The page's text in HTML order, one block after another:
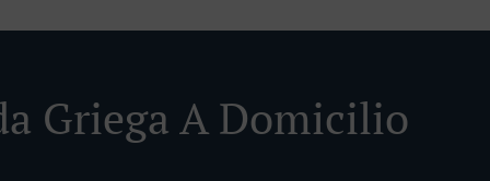
Griega A Domicilio